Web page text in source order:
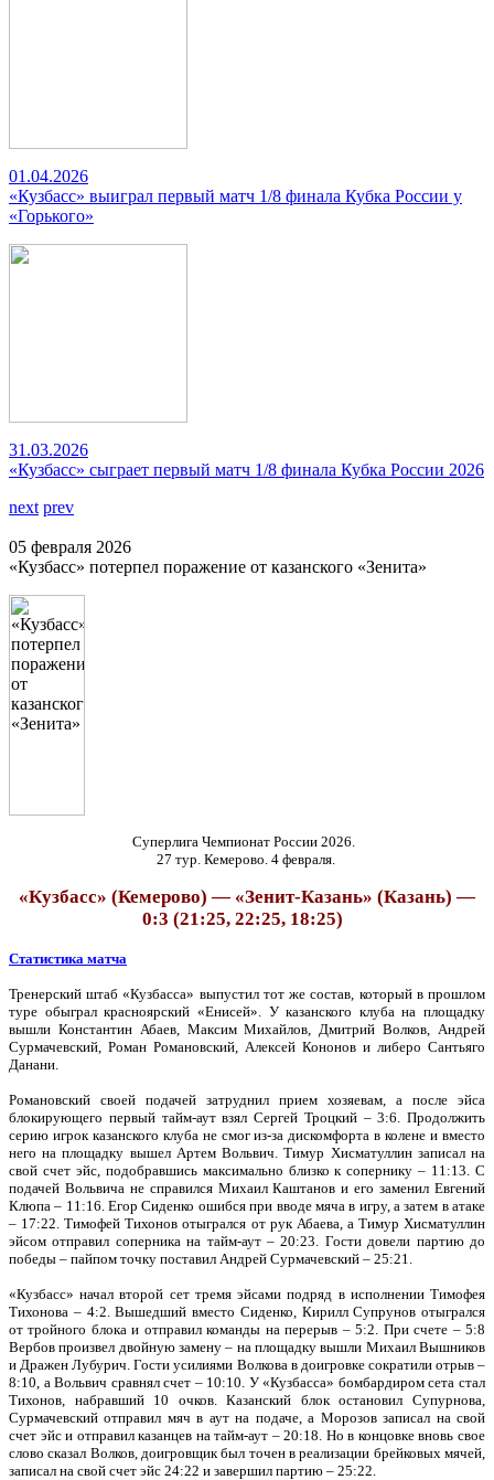
01.04.2026
«Кузбасс» выиграл первый матч 1/8 финала Кубка России у
«Горького»
31.03.2026
«Кузбасс» сыграет первый матч 1/8 финала Кубка России 2026
next prev
05 февраля 2026
«Кузбасс» потерпел поражение от казанского «Зенита»
Суперлига Чемпионат России 2026.
27 тур. Кемерово. 4 февраля.
«Кузбасс» (Кемерово) — «Зенит-Казань» (Казань) —
0:3 (21:25, 22:25, 18:25)
Статистика матча
Тренерский штаб «Кузбасса» выпустил тот же состав, который в прошлом
туре обыграл красноярский «Енисей». У казанского клуба на площадку
вышли Константин Абаев, Максим Михайлов, Дмитрий Волков, Андрей
Сурмачевский, Роман Романовский, Алексей Кононов и либеро Сантьяго
Данани.
Романовский своей подачей затруднил прием хозяевам, а после эйса
блокирующего первый тайм-аут взял Сергей Троцкий – 3:6. Продолжить
серию игрок казанского клуба не смог из-за дискомфорта в колене и вместо
него на площадку вышел Артем Вольвич. Тимур Хисматуллин записал на
свой счет эйс, подобравшись максимально близко к сопернику – 11:13. С
подачей Вольвича не справился Михаил Каштанов и его заменил Евгений
Клюпа – 11:16. Егор Сиденко ошибся при вводе мяча в игру, а затем в атаке
– 17:22. Тимофей Тихонов отыгрался от рук Абаева, а Тимур Хисматуллин
эйсом отправил соперника на тайм-аут – 20:23. Гости довели партию до
победы – пайпом точку поставил Андрей Сурмачевский – 25:21.
«Кузбасс» начал второй сет тремя эйсами подряд в исполнении Тимофея
Тихонова – 4:2. Вышедший вместо Сиденко, Кирилл Супрунов отыгрался
от тройного блока и отправил команды на перерыв – 5:2. При счете – 5:8
Вербов произвел двойную замену – на площадку вышли Михаил Вышников
и Дражен Лубурич. Гости усилиями Волкова в доигровке сократили отрыв –
8:10, а Вольвич сравнял счет – 10:10. У «Кузбасса» бомбардиром сета стал
Тихонов, набравший 10 очков. Казанский блок остановил Супурнова,
Сурмачевский отправил мяч в аут на подаче, а Морозов записал на свой
счет эйс и отправил казанцев на тайм-аут – 20:18. Но в концовке вновь свое
слово сказал Волков, доигровщик был точен в реализации брейковых мячей,
записал на свой счет эйс 24:22 и завершил партию – 25:22.